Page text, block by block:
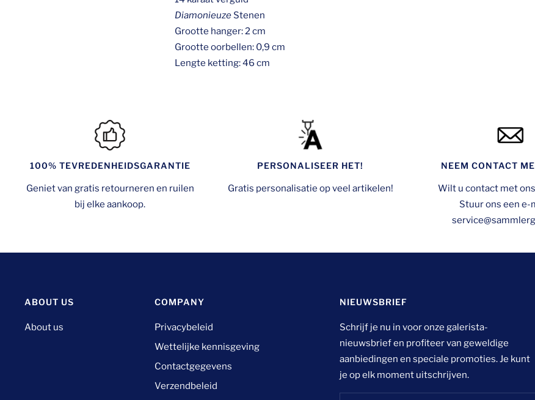
DiamonieuzeStenen
Grootte hanger: 2 cm
Grootte oorbellen: 0,9 cm
Lengte ketting: 46 cm
100% TEVREDENHEIDSGARANTIE
Geniet van gratis retourneren en ruilen
bij elke aankoop.
PERSONALISEER HET!
Gratis personalisatie op veel artikelen!
NEEM CONTACT
Wilt u contact met
Stuur ons een e-
ABOUT US
About us
COMPANY
Privacybeleid
Wettelijke kennisgeving
Contactgegevens
Verzendbeleid
NIEUWSBRIEF
Schrijf je nu in voor onze galerista-
nieuwsbrief en profiteer van geweldige
aanbiedingen en speciale promoties. Je kunt
je op elk moment uitschrijven.